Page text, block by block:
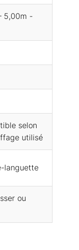
5,00m -
selon
utilisé
languette
ou